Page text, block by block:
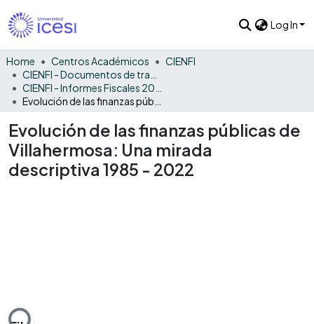
Log In
Home Centros Académicos
CIENFI
Evolución de las finanzas públicas de
Villahermosa: Una mirada
descriptiva 1985 - 2022